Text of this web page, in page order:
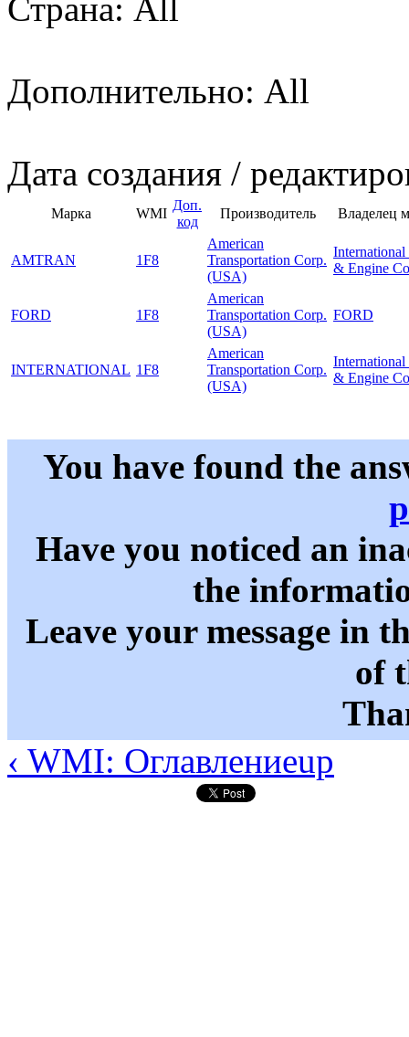
Страна: All
Дополнительно: All
Дата создания /
Марка WMI
Доп.
код
Производитель Владелец
AMTRAN 1F8
American
Transportation Corp.
(USA)
& Engine
FORD 1F8
American
Transportation Corp.
(USA)
FORD
INTERNATIONAL 1F8
American
Transportation Corp.
(USA)
& Engine
You have found the
Have you noticed an
the
Leave your message in
of
‹ WMI: Оглавлениеup